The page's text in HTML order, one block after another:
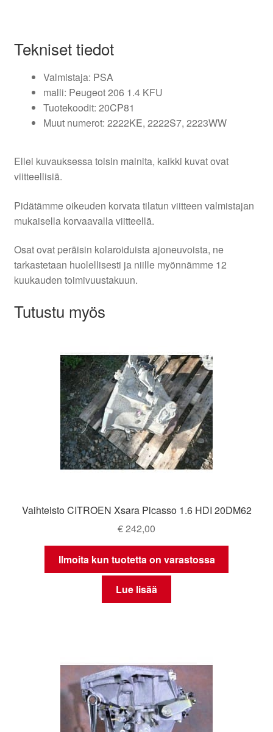
Tekniset tiedot
Valmistaja: PSA
malli: Peugeot 206 1.4 KFU
Tuotekoodit: 20CP81
Muut numerot: 2222KE, 2222S7, 2223WW
Ellei kuvauksessa toisin mainita, kaikki kuvat ovat
viitteellisiä.
Pidätämme oikeuden korvata tilatun viitteen valmistajan
mukaisella korvaavalla viitteellä.
Osat ovat peräisin kolaroiduista ajoneuvoista, ne
tarkastetaan huolellisesti ja niille myönnämme 12
kuukauden toimivuustakuun.
Tutustu myös
Vaihteisto CITROEN Xsara Picasso 1.6 HDI 20DM62
€242,00
Ilmoita kun tuotetta on varastossa
Lue lisää